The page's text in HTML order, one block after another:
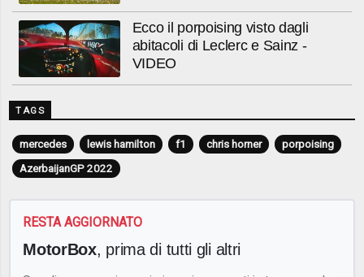
Ecco il porpoising visto dagli
abitacoli di Leclerc e Sainz -
VIDEO
TAGS
mercedes lewis hamilton f1 chris horner
porpoising
AzerbaijanGP 2022
RESTA AGGIORNATO
MotorBox, prima di tutti gli altri